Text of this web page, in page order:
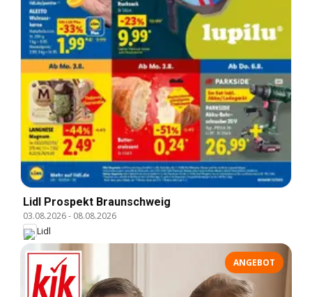
Lidl Prospekt Braunschweig
03.08.2026- 08.08.2026
Lidl
ANGEBOT